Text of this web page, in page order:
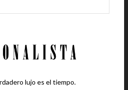
lujo es el tiempo.